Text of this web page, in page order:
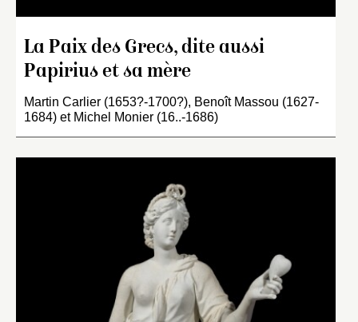
La Paix des Grecs, dite aussi
Papirius et sa mère
Martin Carlier (1653?-1700?), Benoît Massou (1627-
1684) et Michel Monier (16..-1686)